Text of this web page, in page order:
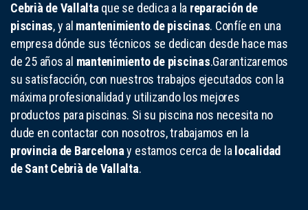
Cebrià de Vallalta que se dedica a la reparación de
piscinas, y al mantenimiento de piscinas. Confíe en una
empresa dónde sus técnicos se dedican desde hace mas
de 25 años al mantenimiento de piscinas.Garantizaremos
su satisfacción, con nuestros trabajos ejecutados con la
máxima profesionalidad y utilizando los mejores
productos para piscinas. Si su piscina nos necesita no
dude en contactar con nosotros, trabajamos en la
provincia de Barcelonay estamos cerca de la localidad
de Sant Cebrià de Vallalta.